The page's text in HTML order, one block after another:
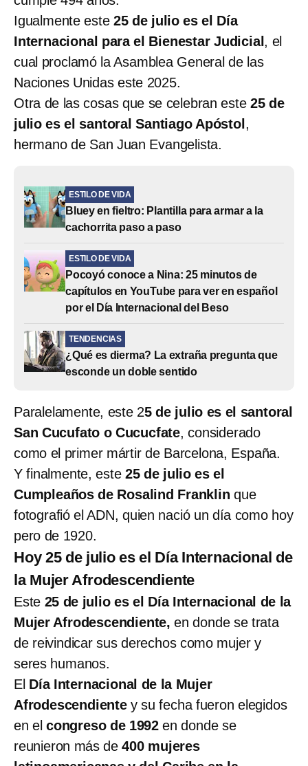
Igualmente este 25 de julio es el Día
Internacional para el Bienestar Judicial , el
cual proclamó la Asamblea General de las
Naciones Unidas este 2025.
Otra de las cosas que se celebran este 25 de
julio es el santoral Santiago Apóstol ,
hermano de San Juan Evangelista.
ESTILO DE VIDA
Bluey en fieltro: Plantilla para armar a la
cachorrita paso a paso
ESTILO DE VIDA
Pocoyó conoce a Nina: 25 minutos de
capítulos en YouTube para ver en español
por el Día Internacional del Beso
TENDENCIAS
¿Qué es dierma? La extraña pregunta que
esconde un doble sentido
Paralelamente, este 25 de julio es el santoral
San Cucufato o Cucucfate, considerado
como el primer mártir de Barcelona, España.
Y finalmente, este 25 de julio es el
Cumpleaños de Rosalind Franklin que
fotografió el ADN, quien nació un día como hoy
pero de 1920.
Hoy 25 de julio es el Día Internacional de
la Mujer Afrodescendiente
Este 25 de julio es el Día Internacional de la
Mujer Afrodescendiente, en donde se trata
de reivindicar sus derechos como mujer y
seres humanos.
El Día Internacional de la Mujer
Afrodescendientey su fecha fueron elegidos
en el congreso de 1992en donde se
reunieron más de 400 mujeres